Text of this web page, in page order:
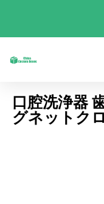
口腔洗浄器
グネットク